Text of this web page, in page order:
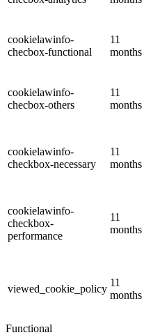
cookielawinfo-
checbox-functional
11
months
cookielawinfo-
checbox-others
11
months
cookielawinfo-
checkbox-necessary
11
months
cookielawinfo-
checkbox-
performance
11
months
viewed_cookie_policy
11
months
Functional